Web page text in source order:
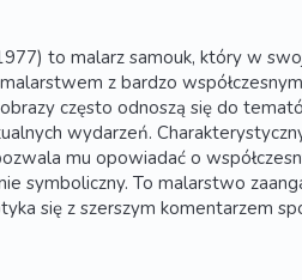
to malarz samouk, który w
z bardzo współczesnym
często odnoszą się do
wydarzeń.
mu opowiadać o
symboliczny. To malarstwo
się z szerszym komentarzem